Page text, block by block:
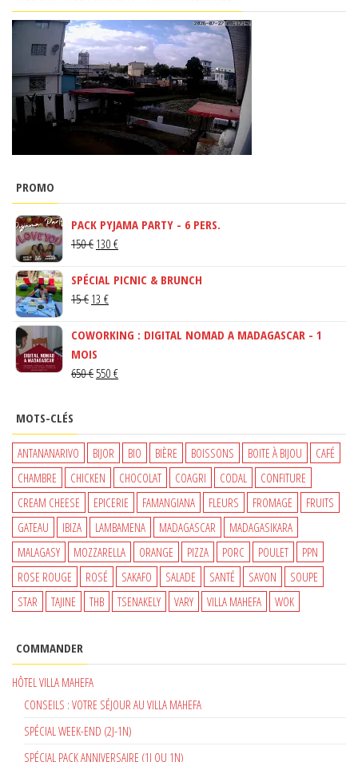
PROMO
PACK PYJAMA PARTY - 6 PERS.
150€ LE
INITIAL
ÉTAIT :
130 €LE
ACTUEL
SPÉCIAL PICNIC & BRUNCH
15€ LE
INITIAL
ÉTAIT :
15 €.
13 €LE
ACTUEL
13 €.
COWORKING : DIGITAL NOMAD A MADAGASCAR - 1
MOIS
650€ LE
ÉTAIT :
650 €.
550 €LE
EST :
550 €.
MOTS-CLÉS
ANTANANARIVO BIJOR BIO BIÈRE BOISSONS BOITE À BIJOU
CAFÉ
CHAMBRE
CHICKEN CHOCOLAT COAGRI CODAL
CONFITURE
CREAM CHEESE
EPICERIE FAMANGIANA FLEURS FROMAGE
FRUITS
GATEAU
IBIZA LAMBAMENA MADAGASCAR
MADAGASIKARA
MALAGASY
MOZZARELLA ORANGE PIZZA PORC POULET
PPN
ROSE ROUGE
ROSÉ SAKAFO SALADE SANTÉ SAVON
SOUPE
STAR
TAJINE THB TSENAKELY VARY VILLA MAHEFA WOK
COMMANDER
HÔTEL VILLA MAHEFA
CONSEILS : VOTRE SÉJOUR AU VILLA MAHEFA
SPÉCIAL WEEK-END (2J-1N)
SPÉCIAL PACK ANNIVERSAIRE (1J OU 1N)